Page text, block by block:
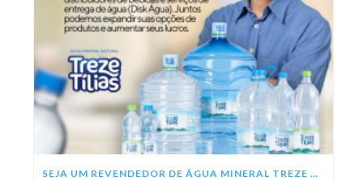
SEJA UM REVENDEDOR DE ÁGUA MINERAL TREZE TÍLIAS